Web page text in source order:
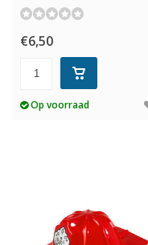
€6,50
Op voorraad